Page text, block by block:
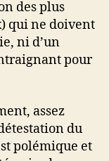
des plus
qui ne doivent
ni d’un
pour
assez
du
polémique et